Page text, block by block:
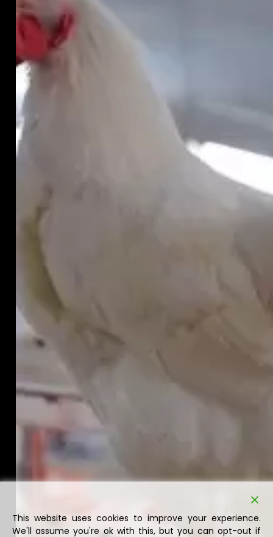
This website uses cookies to improve your experience.
We'll assume you're ok with this, but you can opt-out if